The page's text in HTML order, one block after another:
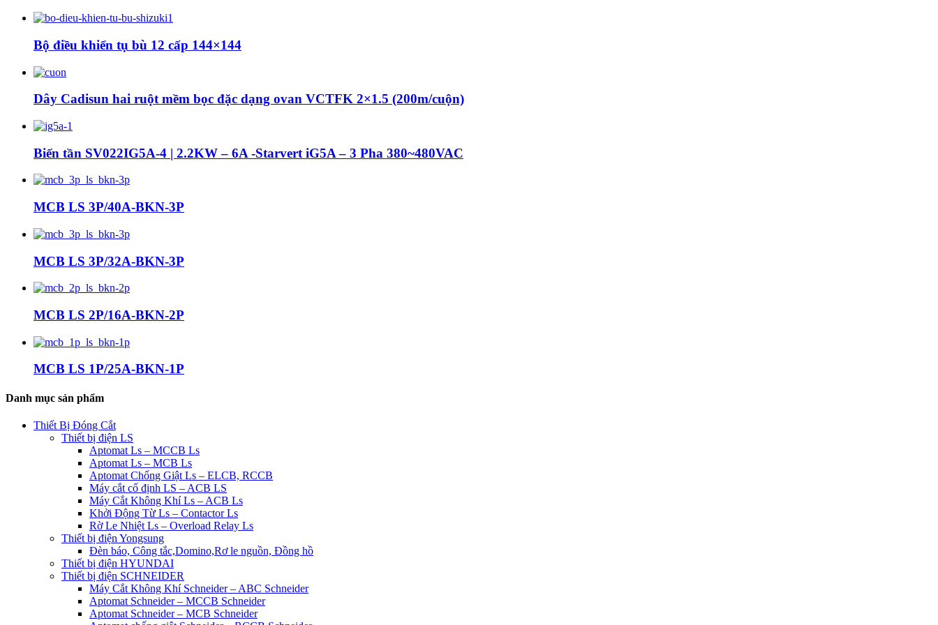
Bộ điều khiển tụ bù 12 cấp 144×144
Dây Cadisun hai ruột mềm bọc đặc dạng ovan VCTFK 2×1.5 (200m/cuộn)
Biến tần SV022IG5A-4 | 2.2KW – 6A -Starvert iG5A – 3 Pha 380~480VAC
MCB LS 3P/40A-BKN-3P
MCB LS 3P/32A-BKN-3P
MCB LS 2P/16A-BKN-2P
MCB LS 1P/25A-BKN-1P
Danh mục sản phẩm
Thiết Bị Đóng Cắt
Thiết bị điện LS
Aptomat Ls – MCCB Ls
Aptomat Ls – MCB Ls
Aptomat Chống Giật Ls – ELCB, RCCB
Máy cắt cố định LS – ACB LS
Máy Cắt Không Khí Ls – ACB Ls
Khởi Động Từ Ls – Contactor Ls
Rờ Le Nhiệt Ls – Overload Relay Ls
Thiết bị điện Yongsung
Đèn báo, Công tắc,Domino,Rơ le nguồn, Đồng hồ
Thiết bị điện HYUNDAI
Thiết bị điện SCHNEIDER
Máy Cắt Không Khí Schneider – ABC Schneider
Aptomat Schneider – MCCB Schneider
Aptomat Schneider – MCB Schneider